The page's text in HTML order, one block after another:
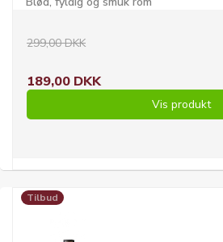
299,00 DKK
189,00 DKK
Vis produkt
Tilbud